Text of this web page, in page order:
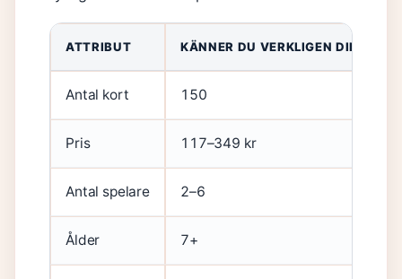
ATTRIBUT KÄNNER DU VERKLIGEN DIN
Antal kort 150
Pris 117–349 kr
Antal spelare 2–6
Ålder 7+